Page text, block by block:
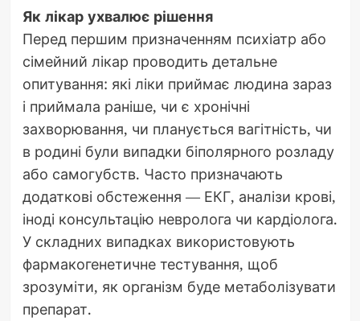
Як лікар ухвалює рішення
Перед першим призначенням психіатр або
сімейний лікар проводить детальне
опитування: які ліки приймає людина зараз
і приймала раніше, чи є хронічні
захворювання, чи планується вагітність, чи
в родині були випадки біполярного розладу
або самогубств. Часто призначають
додаткові обстеження — ЕКГ, аналізи крові,
іноді консультацію невролога чи кардіолога.
У складних випадках використовують
фармакогенетичне тестування, щоб
зрозуміти, як організм буде метаболізувати
препарат.